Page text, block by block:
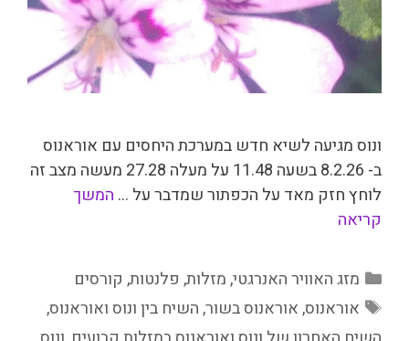
ונוס מגיעה לשיא חדש במערכת היחסים עם אוראנוס
ב- 8.2.26 בשעה 11.48 על מעלה 27.28 מעשה מצב זה
לוחץ חזק מאד על הכפתור שמדבר על … המשך
קריאה
קטגוריות
מזג האוויר האנרגטי,מזלות, פלנטות, קורסים
תגיות
אוראנוס,אוראנוס בשור,השיח בין ונוס ואוראנוס,